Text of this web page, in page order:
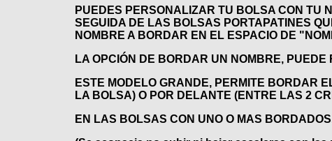
PUEDES PERSONALIZAR TU BOLSA CON TU
SEGUIDA DE LAS BOLSAS PORTAPATINES
NOMBRE A BORDAR EN EL ESPACIO DE
LA OPCIÓN DE BORDAR UN NOMBRE,
ESTE MODELO GRANDE, PERMITE BORDAR
LA BOLSA) O POR DELANTE (ENTRE LAS 2
EN LAS BOLSAS CON UNO O MAS